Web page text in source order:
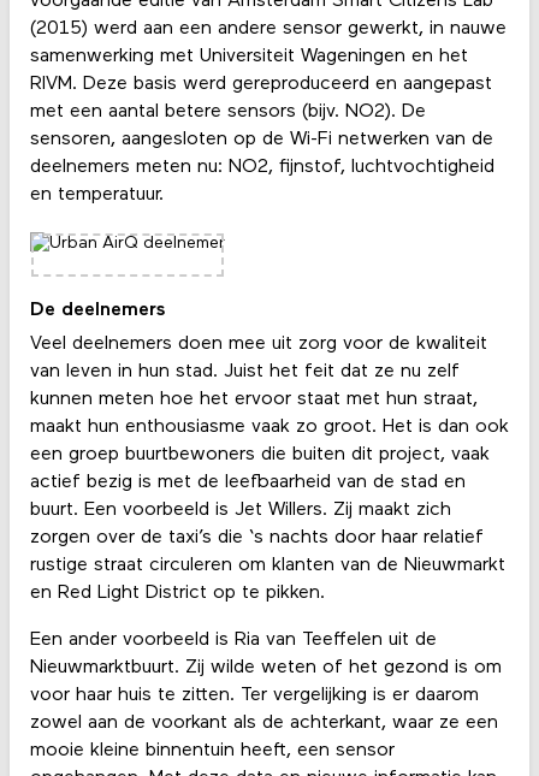
(2015) werd aan een andere sensor gewerkt, in nauwe
samenwerking met Universiteit Wageningen en het
RIVM. Deze basis werd gereproduceerd en aangepast
met een aantal betere sensors (bijv. NO2). De
sensoren, aangesloten op de Wi-Fi netwerken van de
deelnemers meten nu: NO2, fijnstof, luchtvochtigheid
en temperatuur.
De deelnemers
Veel deelnemers doen mee uit zorg voor de kwaliteit
van leven in hun stad. Juist het feit dat ze nu zelf
kunnen meten hoe het ervoor staat met hun straat,
maakt hun enthousiasme vaak zo groot. Het is dan ook
een groep buurtbewoners die buiten dit project, vaak
actief bezig is met de leefbaarheid van de stad en
buurt. Een voorbeeld is Jet Willers. Zij maakt zich
zorgen over de taxi’s die ‘s nachts door haar relatief
rustige straat circuleren om klanten van de Nieuwmarkt
en Red Light District op te pikken.
Een ander voorbeeld is Ria van Teeffelen uit de
Nieuwmarktbuurt. Zij wilde weten of het gezond is om
voor haar huis te zitten. Ter vergelijking is er daarom
zowel aan de voorkant als de achterkant, waar ze een
mooie kleine binnentuin heeft, een sensor